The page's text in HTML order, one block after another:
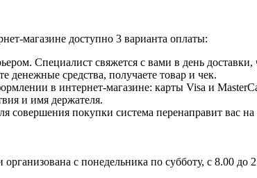
магазине доступно 3 варианта оплаты:
Специалист свяжется с вами в день
денежные средства, получаете товар и чек.
в интернет-магазине: карты Visa и
и имя держателя.
совершения покупки система перенаправит вас
с понедельника по субботу, с 8.00